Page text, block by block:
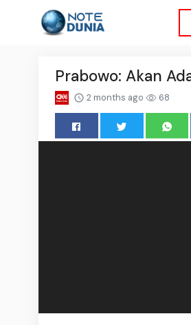
Prabowo: Akan
2 months ago 68